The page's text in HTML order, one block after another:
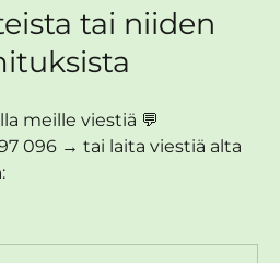
tai niiden
meille viestiä 💬
096 → tai laita viestiä alta